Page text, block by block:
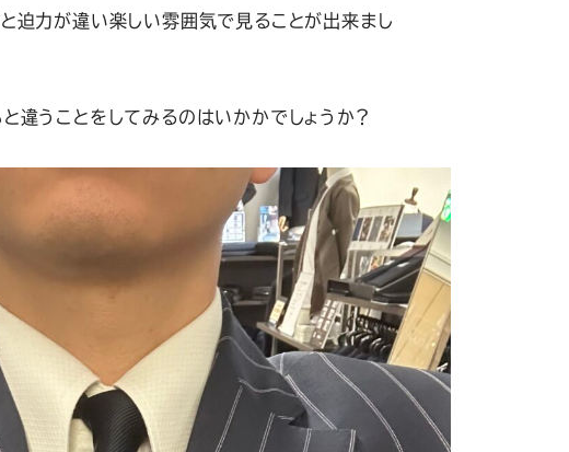
迫力が違い楽しい雰囲気で見ることが出来まし
違うことをしてみるのはいかかでしょうか？